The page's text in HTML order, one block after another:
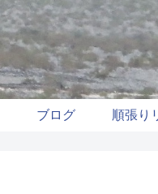
ブログ 順張り